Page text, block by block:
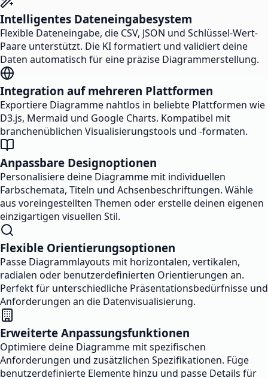
Intelligentes Dateneingabesystem
Flexible Dateneingabe, die CSV, JSON und Schlüssel-Wert-
Paare unterstützt. Die KI formatiert und validiert deine
Daten automatisch für eine präzise Diagrammerstellung.
Integration auf mehreren Plattformen
Exportiere Diagramme nahtlos in beliebte Plattformen wie
D3.js, Mermaid und Google Charts. Kompatibel mit
branchenüblichen Visualisierungstools und -formaten.
Anpassbare Designoptionen
Personalisiere deine Diagramme mit individuellen
Farbschemata, Titeln und Achsenbeschriftungen. Wähle
aus voreingestellten Themen oder erstelle deinen eigenen
einzigartigen visuellen Stil.
Flexible Orientierungsoptionen
Passe Diagrammlayouts mit horizontalen, vertikalen,
radialen oder benutzerdefinierten Orientierungen an.
Perfekt für unterschiedliche Präsentationsbedürfnisse und
Anforderungen an die Datenvisualisierung.
Erweiterte Anpassungsfunktionen
Optimiere deine Diagramme mit spezifischen
Anforderungen und zusätzlichen Spezifikationen. Füge
benutzerdefinierte Elemente hinzu und passe Details für